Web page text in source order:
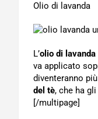
Olio di lavanda
L’olio di lavanda
va applicato
diventeranno
del tè, che ha
[/multipage]